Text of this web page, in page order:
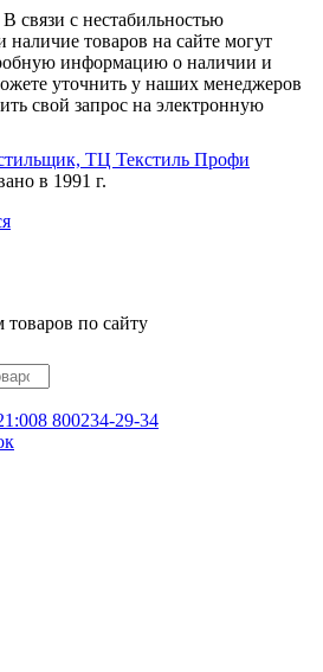
связи с нестабильностью
товаров на сайте могут
информацию о наличии и
уточнить у наших менеджеров
свой запрос на электронную
ТЦ Текстиль Профи
в 1991 г.
товаров по сайту
8 800234-29-34